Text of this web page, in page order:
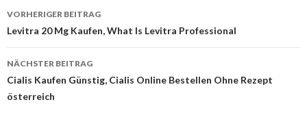
Beitrags-
Navigation
VORHERIGER BEITRAG
Levitra 20 Mg Kaufen, What Is Levitra Professional
NÄCHSTER BEITRAG
Cialis Kaufen Günstig, Cialis Online Bestellen Ohne Rezept
österreich